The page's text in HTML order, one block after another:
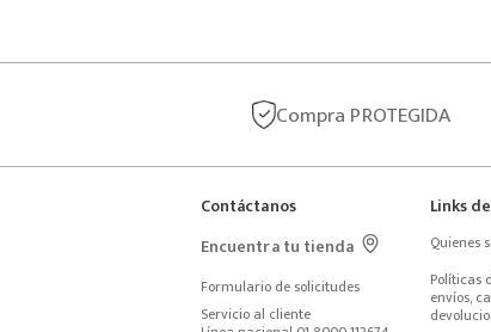
Compra PROTEGIDA
Contáctanos
Encuentra tu tienda
Formulario de solicitudes
Servicio al cliente
Links
Quienes
Políticas
envíos,